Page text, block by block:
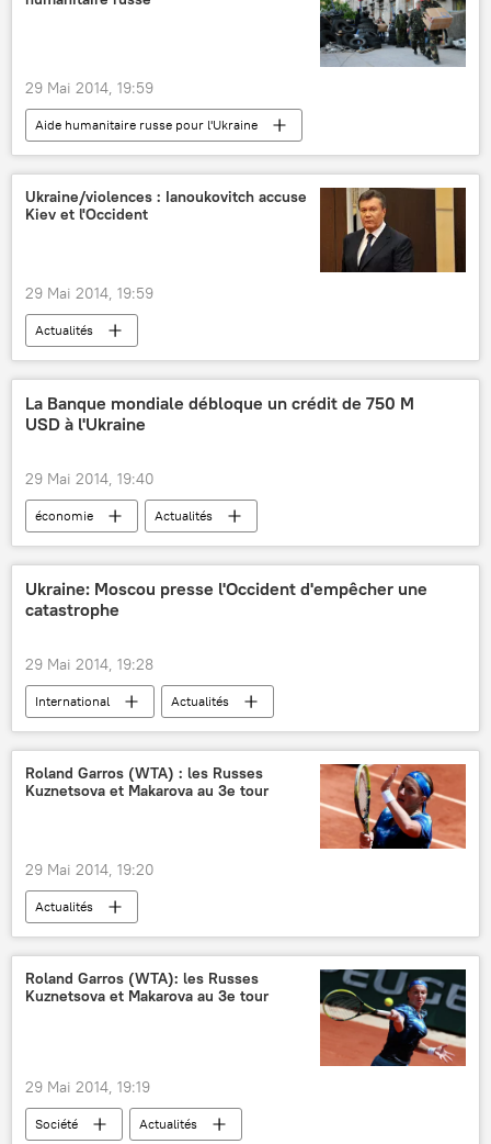
29 Mai 2014, 19:59
Aide humanitaire russe pour l'Ukraine
International
Actualités
Ukraine/violences : Ianoukovitch accuse
Kiev et l'Occident
29 Mai 2014, 19:59
Actualités
La Banque mondiale débloque un crédit de 750 M
USD à l'Ukraine
29 Mai 2014, 19:40
économie Actualités
Ukraine: Moscou presse l'Occident d'empêcher une
catastrophe
29 Mai 2014, 19:28
International
Actualités
Règlement de la situation en Ukraine (2014)
Roland Garros (WTA) : les Russes
Kuznetsova et Makarova au 3e tour
29 Mai 2014, 19:20
Actualités
Roland Garros (WTA): les Russes
Kuznetsova et Makarova au 3e tour
29 Mai 2014, 19:19
Société Actualités